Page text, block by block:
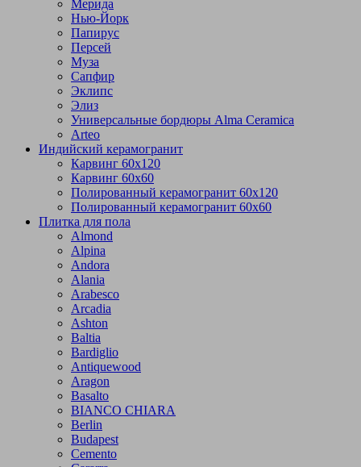
Мерида
Нью-Йорк
Папирус
Персей
Муза
Сапфир
Эклипс
Элиз
Универсальные бордюры Alma Ceramica
Arteo
Индийский керамогранит
Карвинг 60х120
Карвинг 60х60
Полированный керамогранит 60х120
Полированный керамогранит 60х60
Плитка для пола
Almond
Alpina
Andora
Alania
Arabesco
Arcadia
Ashton
Baltia
Bardiglio
Antiquewood
Aragon
Basalto
BIANCO CHIARA
Berlin
Budapest
Cemento